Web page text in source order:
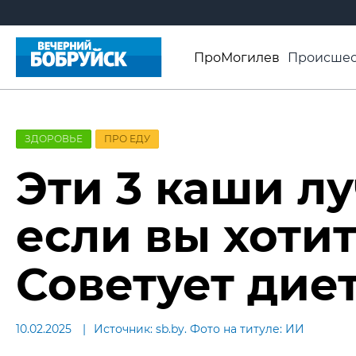
ПроМогилев
Видео ВБ
ЗДОРОВЬЕ ПРО ЕДУ
Эти 3 каши
если вы
Советует
10.02.2025 Источник: sb.by. Фото на титуле: ИИ